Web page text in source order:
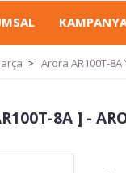
> Arora AR100T-
8A ] -